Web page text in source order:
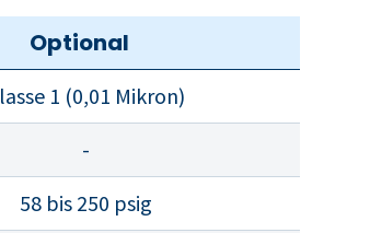
Optional
1 (0,01 Mikron)
-
58 bis 250 psig